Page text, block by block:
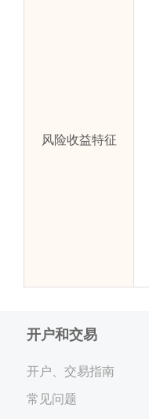
风险收益特征
开户和交易
开户、交易指南
常见问题